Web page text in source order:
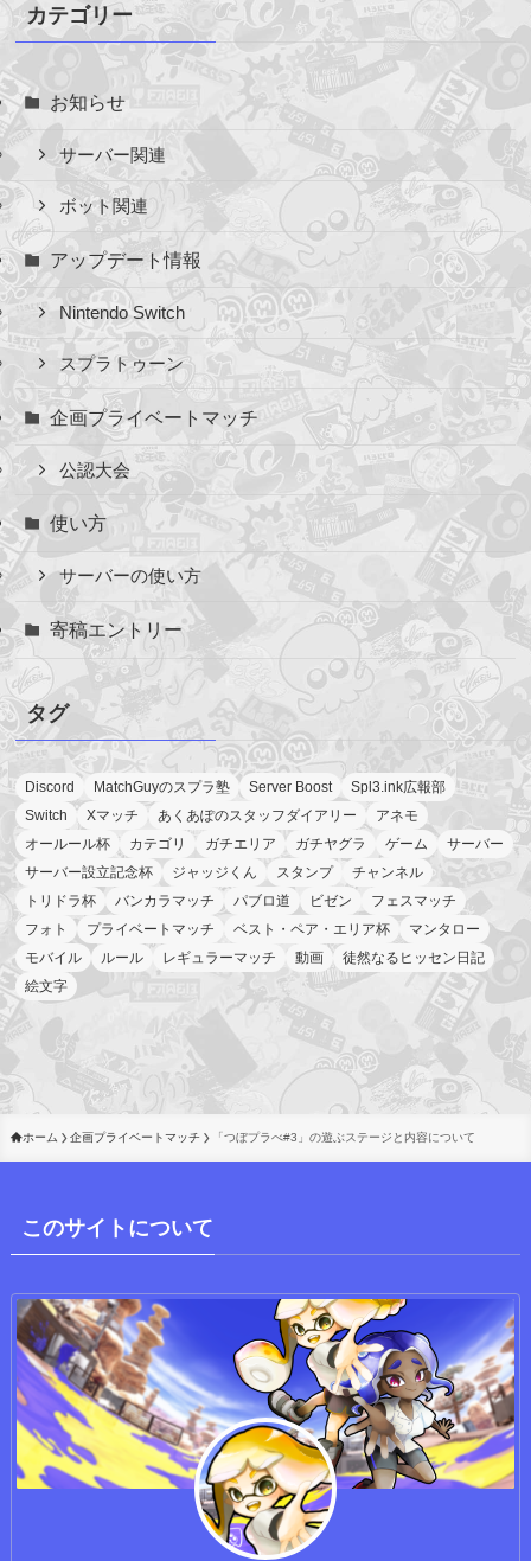
イ
ブ
カテゴリー
お知らせ
サーバー関連
ボット関連
アップデート情報
Nintendo Switch
スプラトゥーン
企画プライベートマッチ
公認大会
使い方
サーバーの使い方
寄稿エントリー
タグ
Discord MatchGuyのスプラ塾 Server Boost
Spl3.ink広報部
Switch
Xマッチ あくあぽのスタッフダイアリー
アネモ
オールール杯
カテゴリ ガチエリア ガチヤグラ ゲーム
サーバー
サーバー設立記念杯
ジャッジくん スタンプ
チャンネル
トリドラ杯
バンカラマッチ パブロ道 ビゼン
フェスマッチ
フォト
プライベートマッチ ベスト・ペア・エリア杯
マンタロー
モバイル
ルール レギュラーマッチ 動画
徒然なるヒッセン日記
絵文字
ホーム 企画プライベートマッチ 「つぼプラべ#3」の遊ぶステージと内容について
このサイトについて